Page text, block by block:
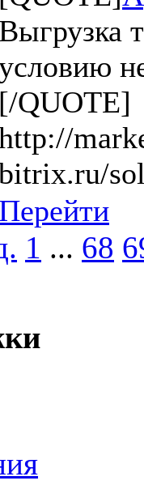
Выгрузка
[/QUOTE]
Перейти
1 ... 68